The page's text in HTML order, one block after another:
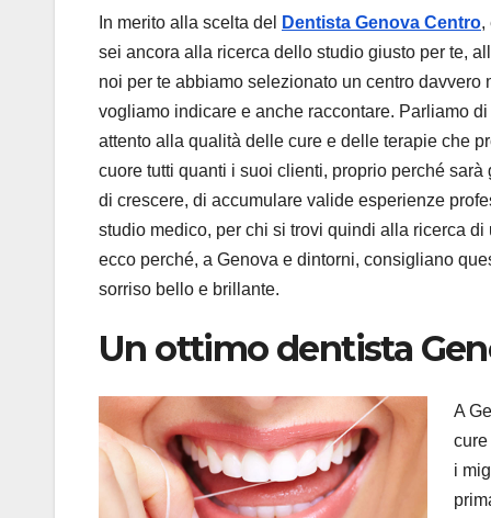
In merito alla scelta del Dentista Genova Centro,
sei ancora alla ricerca dello studio giusto per te,
noi per te abbiamo selezionato un centro
vogliamo indicare e anche raccontare. Parliamo
attento alla qualità delle cure e delle terapie che
cuore tutti quanti i suoi clienti, proprio perché
di crescere, di accumulare valide esperienze
studio medico, per chi si trovi quindi alla ricerca
ecco perché, a Genova e dintorni, consigliano
sorriso bello e brillante.
Un ottimo dentista
A
i